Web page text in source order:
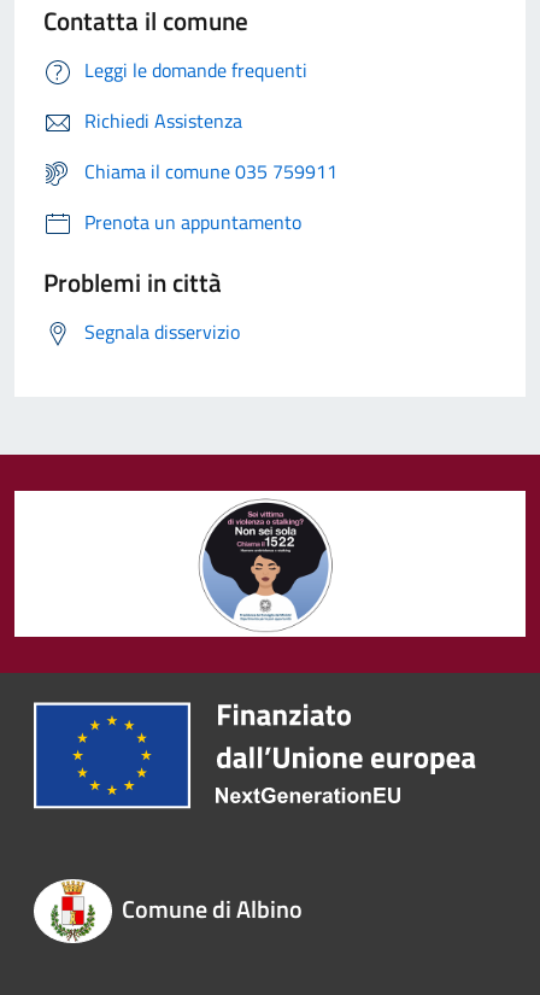
Contatta il comune
Leggi le domande frequenti
Richiedi Assistenza
Chiama il comune 035 759911
Prenota un appuntamento
Problemi in città
Segnala disservizio
Comune di Albino